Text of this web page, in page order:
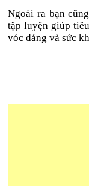
Ngoài ra bạn
tập luyện giúp
vóc dáng và sức